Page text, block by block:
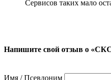
Сервисов таких мало
Напишите свой отзыв о
Имя / Псевдоним